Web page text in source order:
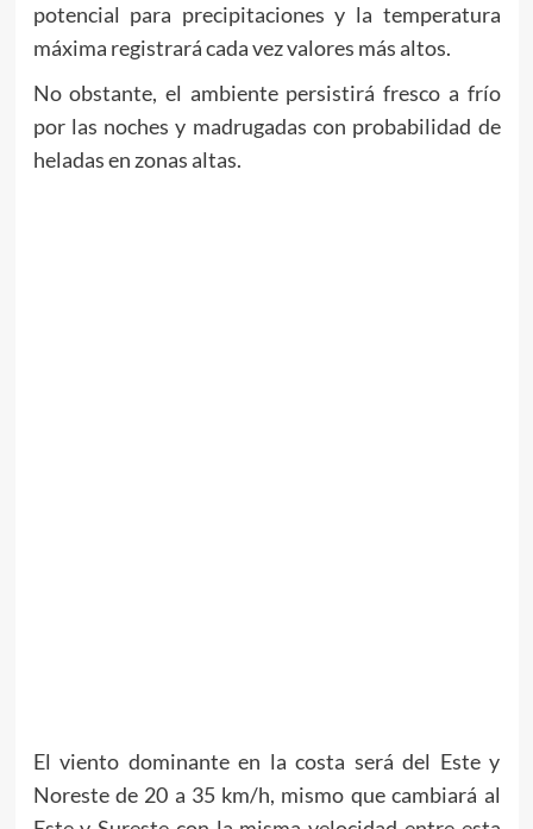
potencial para precipitaciones y la temperatura
máxima registrará cada vez valores más altos.
No obstante, el ambiente persistirá fresco a frío
por las noches y madrugadas con probabilidad de
heladas en zonas altas.
El viento dominante en la costa será del Este y
Noreste de 20 a 35 km/h, mismo que cambiará al